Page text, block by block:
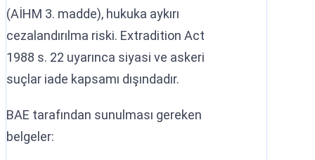
(AİHM 3. madde), hukuka aykırı
cezalandırılma riski. Extradition Act
1988 s. 22 uyarınca siyasi ve askeri
suçlar iade kapsamı dışındadır.
BAE tarafından sunulması gereken
belgeler: